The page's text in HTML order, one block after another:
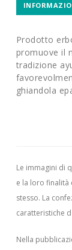
Prodotto
promuove il
tradizione
ghiandola
Le immagini di
e la loro
stesso. La
caratteristiche
Nella